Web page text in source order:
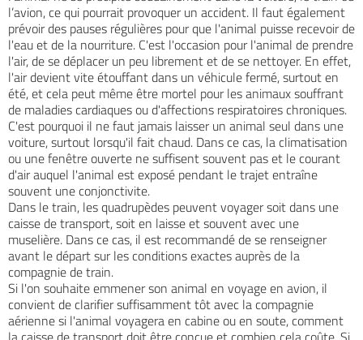
l’avion, ce qui pourrait provoquer un accident. Il faut également
prévoir des pauses régulières pour que l'animal puisse recevoir de
l'eau et de la nourriture. C'est l'occasion pour l'animal de prendre
l'air, de se déplacer un peu librement et de se nettoyer. En effet,
l'air devient vite étouffant dans un véhicule fermé, surtout en
été, et cela peut même être mortel pour les animaux souffrant
de maladies cardiaques ou d'affections respiratoires chroniques.
C'est pourquoi il ne faut jamais laisser un animal seul dans une
voiture, surtout lorsqu'il fait chaud. Dans ce cas, la climatisation
ou une fenêtre ouverte ne suffisent souvent pas et le courant
d'air auquel l'animal est exposé pendant le trajet entraîne
souvent une conjonctivite.
Dans le train, les quadrupèdes peuvent voyager soit dans une
caisse de transport, soit en laisse et souvent avec une
muselière. Dans ce cas, il est recommandé de se renseigner
avant le départ sur les conditions exactes auprès de la
compagnie de train.
Si l'on souhaite emmener son animal en voyage en avion, il
convient de clarifier suffisamment tôt avec la compagnie
aérienne si l'animal voyagera en cabine ou en soute, comment